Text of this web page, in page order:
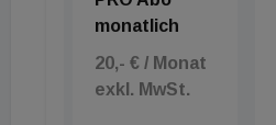
monatlich
20,- € / Monat
exkl. MwSt.